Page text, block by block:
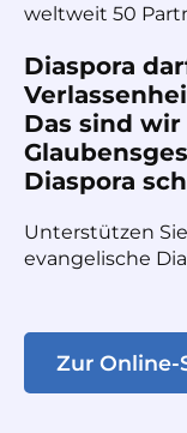
weltweit 50
Diaspora
Das sind
Diaspora
Unterstützen
evangelische
Zur Online-